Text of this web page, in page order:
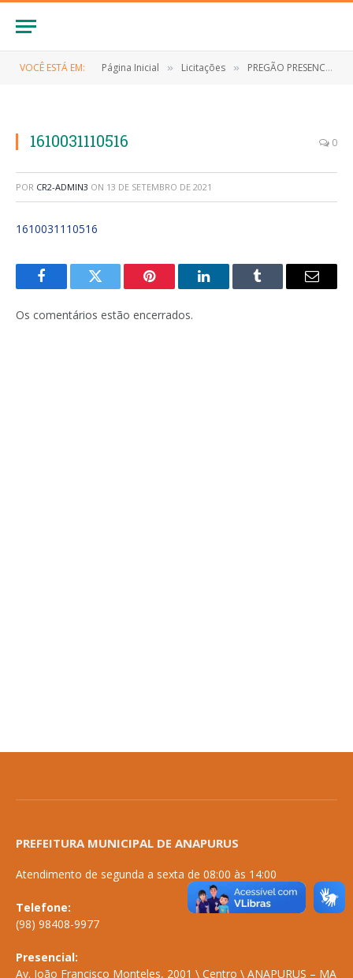
VOCÊ ESTÁ EM: Página Inicial » Licitações » PREGÃO PRESENCIAL Nº 039/2020 (Contratação de empresa especializada na locação de estação composta de software e equipamentos para gestão eletrônica de documentos)
1610031110516 0
POR CR2-ADMIN3 ON 13 DE SETEMBRO DE 2021
1610031110516
FacebookTwitter Pinterest LinkedInTumblr
E-
Os comentários estão encerrados.
PREFEITURA MUNICIPAL DE ANAPURUS
Atendimento de segunda a sexta de 08:00 às 14:00
Telefone:
(98) 98408-9977
Presencial:
Av. João Francisco Monteles, 2001 \ Centro \ ANAPURUS – MA